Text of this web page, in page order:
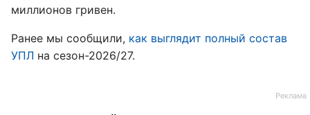
миллионов гривен.
Ранее мы сообщили, как выглядит полный состав
УПЛ на сезон-2026/27.